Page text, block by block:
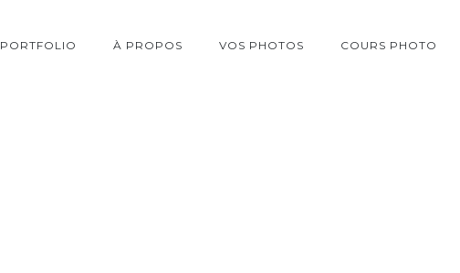
PORTFOLIO À PROPOS VOS PHOTOS COURS PHOTO